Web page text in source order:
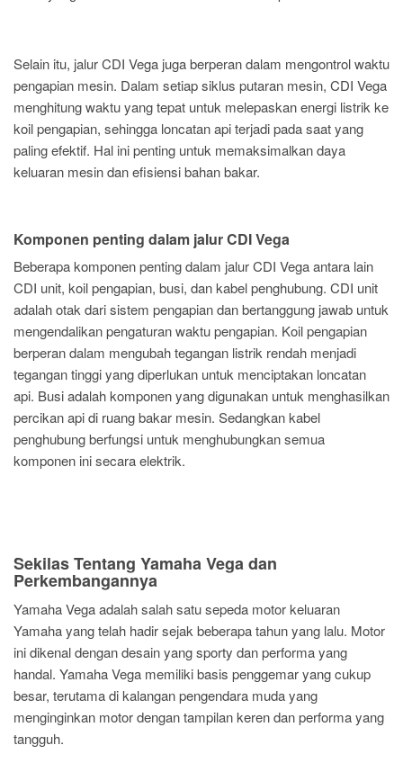
Selain itu, jalur CDI Vega juga berperan dalam mengontrol waktu
pengapian mesin. Dalam setiap siklus putaran mesin, CDI Vega
menghitung waktu yang tepat untuk melepaskan energi listrik ke
koil pengapian, sehingga loncatan api terjadi pada saat yang
paling efektif. Hal ini penting untuk memaksimalkan daya
keluaran mesin dan efisiensi bahan bakar.
Komponen penting dalam jalur CDI Vega
Beberapa komponen penting dalam jalur CDI Vega antara lain
CDI unit, koil pengapian, busi, dan kabel penghubung. CDI unit
adalah otak dari sistem pengapian dan bertanggung jawab untuk
mengendalikan pengaturan waktu pengapian. Koil pengapian
berperan dalam mengubah tegangan listrik rendah menjadi
tegangan tinggi yang diperlukan untuk menciptakan loncatan
api. Busi adalah komponen yang digunakan untuk menghasilkan
percikan api di ruang bakar mesin. Sedangkan kabel
penghubung berfungsi untuk menghubungkan semua
komponen ini secara elektrik.
Sekilas Tentang Yamaha Vega dan
Perkembangannya
Yamaha Vega adalah salah satu sepeda motor keluaran
Yamaha yang telah hadir sejak beberapa tahun yang lalu. Motor
ini dikenal dengan desain yang sporty dan performa yang
handal. Yamaha Vega memiliki basis penggemar yang cukup
besar, terutama di kalangan pengendara muda yang
menginginkan motor dengan tampilan keren dan performa yang
tangguh.